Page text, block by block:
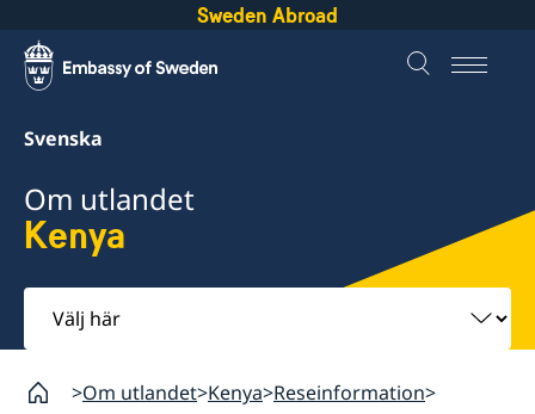
Sweden Abroad
Svenska
Om utlandet
Kenya
Välj
här
Om utlandet Kenya Reseinformation